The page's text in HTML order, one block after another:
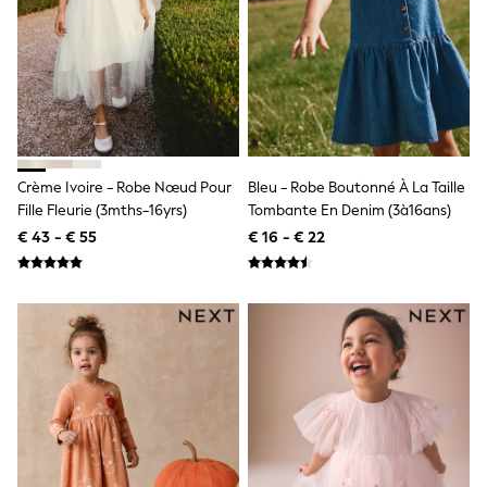
Knitwear
Trousers & Leggings
Sets & Outfits
Tops
Nightwear & Pyjamas
Jumpsuits & Playsuits
Jeans
Shirts & Blouses
Swimwear
Sportswear
Dungarees
Multipacks
Dresses
Shorts
Skirts
Sandals & Sliders
Rash Vests
Sun Safe Swimwear
Sun Hats & Caps
Denim Jackets
Raincoats
Crème Ivoire - Robe Nœud Pour
Fille Fleurie (3mths-16yrs)
€ 43 - € 55
Bleu - Robe Boutonné À La Taille
Tombante En Denim (3à16ans)
€ 16 - € 22